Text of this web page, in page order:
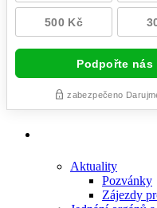
Aktuality
Pozvánky
Zájezdy